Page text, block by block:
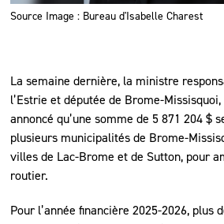
Source Image : Bureau d'Isabelle Charest
La semaine dernière, la ministre
l’Estrie et députée de Brome-
annoncé qu’une somme de 5 871 204 $
plusieurs municipalités de Brome-
villes de Lac-Brome et de Sutton, pour
routier.
Pour l’année financière 2025-2026, plus